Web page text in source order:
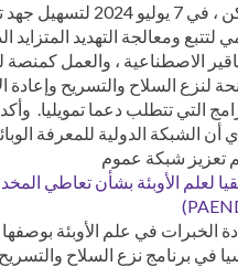
بلينكن ، في 7 يوليو 2024
لتتبع ومعالجة التهديد المتزايد
الاصطناعية ، والعمل
لنزع السلاح والتسريح وإعادة
التي تتطلب دعما تمويليا.
أن الشبكة الدولية للمعرفة
تعزيز شبكة عموم
لعلم الأوبئة بشأن تعاطي
الخبرات في علم الأوبئة
في برنامج نزع السلاح